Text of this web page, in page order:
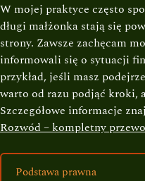
W mojej praktyce często
długi małżonka stają się
strony. Zawsze zachęcam
informowali się o sytuacji
przykład, jeśli masz
warto od razu podjąć kroki,
Szczegółowe informacje
Rozwód – kompletny
Podstawa prawna